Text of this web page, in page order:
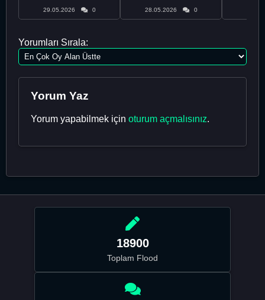
29.05.2026 0 28.05.2026 0
Yorumları Sırala:
Yorum Yaz
Yorum yapabilmek için oturum açmalısınız.
18900
Toplam Flood